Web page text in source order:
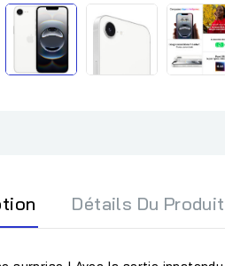
Détails Du Produit